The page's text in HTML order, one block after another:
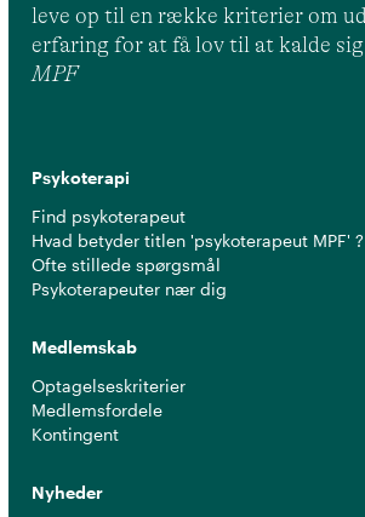
leve op til en række kriterier om
erfaring for at få lov til at kalde sig
MPF
Psykoterapi
Find psykoterapeut
Hvad betyder titlen 'psykoterapeut MPF' ?
Ofte stillede spørgsmål
Psykoterapeuter nær dig
Medlemskab
Optagelseskriterier
Medlemsfordele
Kontingent
Nyheder